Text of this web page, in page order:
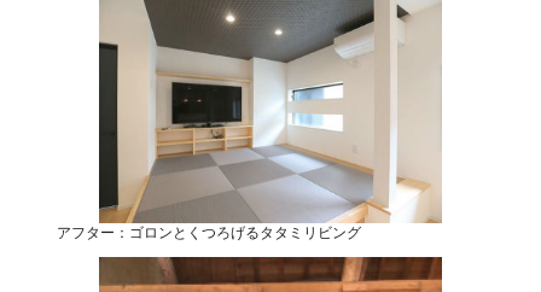
アフター：ゴロンとくつろげるタタミリビング